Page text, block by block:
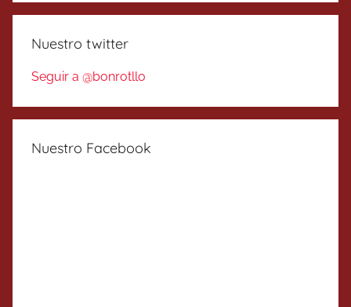
Nuestro twitter
Seguir a @bonrotllo
Nuestro Facebook